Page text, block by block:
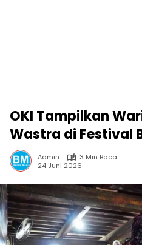
OKI Tampilkan
Wastra di Festival
Admin
3 Min Baca
24 Juni 2026